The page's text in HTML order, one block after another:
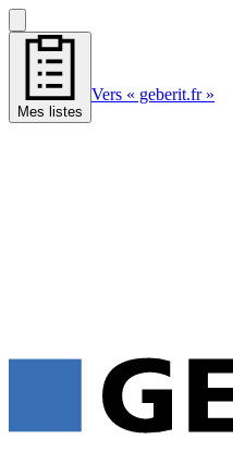
Mes listes
Vers « geberit.fr »